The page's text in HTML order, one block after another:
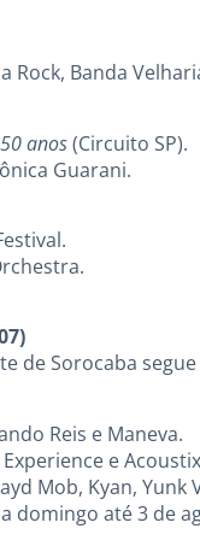
Rock, Banda
anos(Circuito SP).
Guarani.
de Sorocaba
Reis e Maneva.
Experience e
Mob, Kyan, Yunk
domingo até 3 de